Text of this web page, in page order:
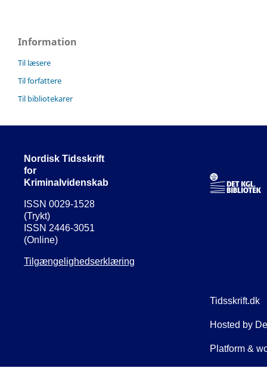
Information
Til læsere
Til forfattere
Til bibliotekarer
Nordisk Tidsskrift
for
Kriminalvidenskab
ISSN 0029-1528
(Trykt)
ISSN 2446-3051
(Online)
Tilgængelighedserklæring